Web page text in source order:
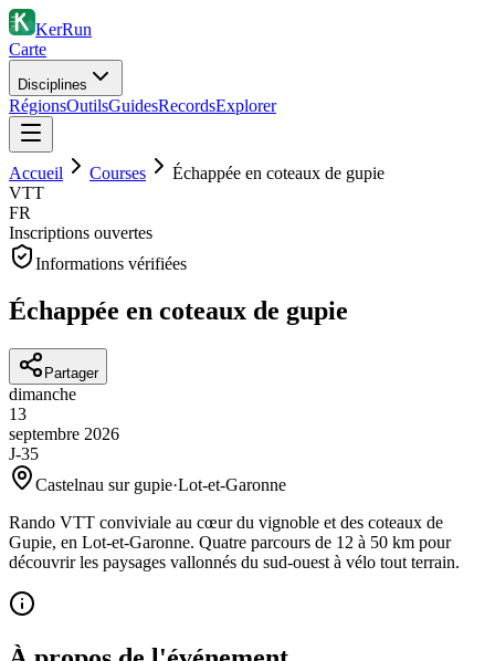
KerRun
Carte
Disciplines
RégionsOutilsGuidesRecordsExplorer
Accueil Courses
Échappée en coteaux de gupie
VTT
FR
Inscriptions ouvertes
Informations vérifiées
Échappée en coteaux de gupie
Partager
dimanche
13
septembre 2026
J-35
Castelnau sur gupie·Lot-et-Garonne
Rando VTT conviviale au cœur du vignoble et des coteaux de
Gupie, en Lot-et-Garonne. Quatre parcours de 12 à 50 km pour
découvrir les paysages vallonnés du sud-ouest à vélo tout terrain.